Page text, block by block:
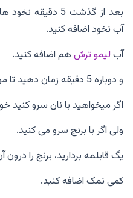
آب نخود اضافه کنید.
آبلیمو ترشهم اضافه کنید.
و دوباره 5 دقیقه زمان دهید تا مواد به خوبی در هم آغشته شوند.
اگر میخواهید با نان سرو
ولی اگر با برنج سرو می کنید.
یگ قابلمه بردارید، برنج را درون
کمی نمک اضافه کنید.